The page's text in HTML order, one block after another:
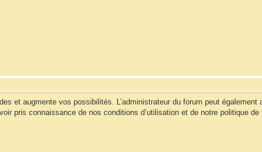
et augmente vos possibilités. L’administrateur du forum peut également
pris connaissance de nos conditions d’utilisation et de notre politique